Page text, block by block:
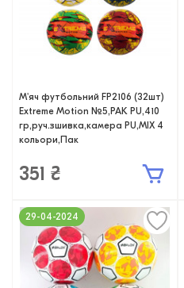
М'яч футбольний FP2106 (32шт)
Extreme Motion №5,PAK PU,410
гр,руч.зшивка,камера PU,MIX 4
кольори,Пак
351 ₴
29-04-2024